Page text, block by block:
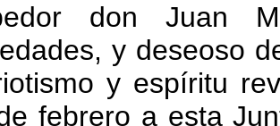
don Juan
y deseoso
y espíritu
febrero a esta